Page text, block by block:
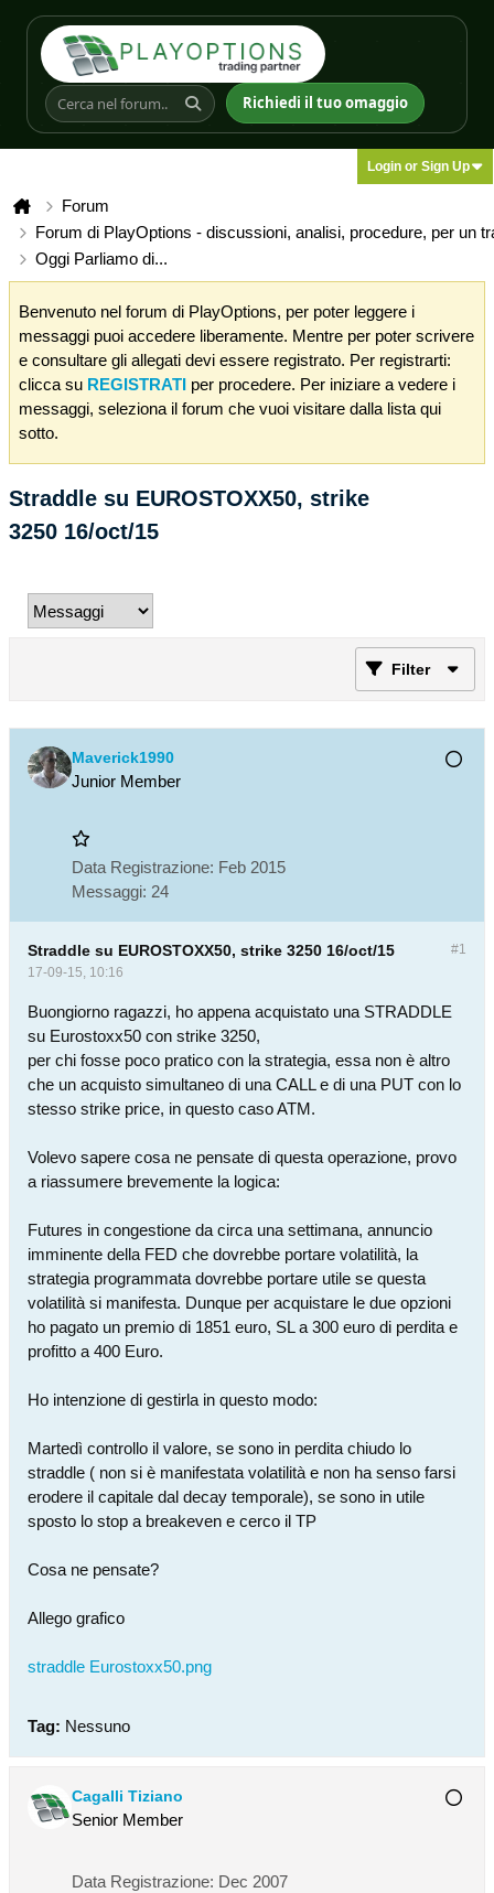
Richiedi il tuo omaggio
Login or Sign Up
Forum
Forum di PlayOptions - discussioni, analisi, procedure, per un
Oggi Parliamo di...
Benvenuto nel forum di PlayOptions, per poter leggere i
messaggi puoi accedere liberamente. Mentre per poter scrivere
e consultare gli allegati devi essere registrato. Per registrarti:
clicca su REGISTRATI per procedere. Per iniziare a vedere i
messaggi, seleziona il forum che vuoi visitare dalla lista qui
sotto.
Straddle su EUROSTOXX50, strike
3250 16/oct/15
Filter
Maverick1990
Junior Member
Data Registrazione: Feb 2015
Messaggi: 24
#1
Straddle su EUROSTOXX50, strike 3250 16/oct/15
17-09-15, 10:16
Buongiorno ragazzi, ho appena acquistato una STRADDLE
su Eurostoxx50 con strike 3250,
per chi fosse poco pratico con la strategia, essa non è altro
che un acquisto simultaneo di una CALL e di una PUT con lo
stesso strike price, in questo caso ATM.
Volevo sapere cosa ne pensate di questa operazione, provo
a riassumere brevemente la logica:
Futures in congestione da circa una settimana, annuncio
imminente della FED che dovrebbe portare volatilità, la
strategia programmata dovrebbe portare utile se questa
volatilità si manifesta. Dunque per acquistare le due opzioni
ho pagato un premio di 1851 euro, SL a 300 euro di perdita e
profitto a 400 Euro.
Ho intenzione di gestirla in questo modo:
Martedì controllo il valore, se sono in perdita chiudo lo
straddle ( non si è manifestata volatilità e non ha senso farsi
erodere il capitale dal decay temporale), se sono in utile
sposto lo stop a breakeven e cerco il TP
Cosa ne pensate?
Allego grafico
straddle Eurostoxx50.png
Tag: Nessuno
Cagalli Tiziano
Senior Member
Data Registrazione: Dec 2007